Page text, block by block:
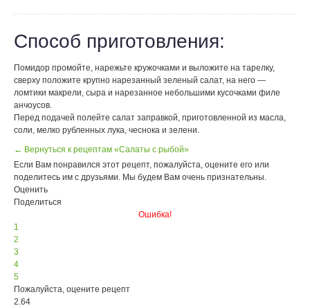
Способ приготовления:
Помидор промойте, нарежьте кружочками и выложите на тарелку,
сверху положите крупно нарезанный зеленый салат, на него —
ломтики макрели, сыра и нарезанное небольшими кусочками филе
анчоусов.
Перед подачей полейте салат заправкой, приготовленной из масла,
соли, мелко рубленных лука, чеснока и зелени.
← Вернуться к рецептам «Салаты с рыбой»
Если Вам понравился этот рецепт, пожалуйста, оцените его или
поделитесь им с друзьями. Мы будем Вам очень признательны.
Оценить
Поделиться
Ошибка!
1
2
3
4
5
Пожалуйста, оцените рецепт
2.64